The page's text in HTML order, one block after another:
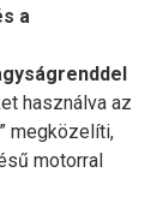
a
használva az
megközelíti,
motorral